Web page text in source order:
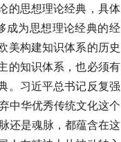
的思想理论经典，具体
成为思想理论经典的经
美构建知识体系的历史
的知识体系，也必须有
。习近平总书记反复强
中华优秀传统文化这个
还是魂脉，都蕴含在这